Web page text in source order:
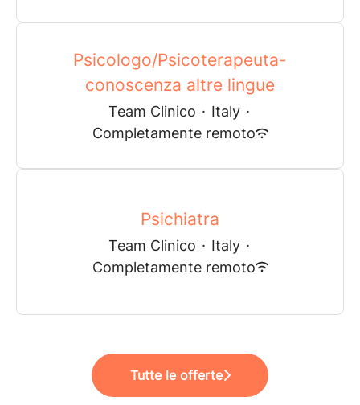
Psicologo/Psicoterapeuta-
conoscenza altre lingue
Team Clinico · Italy ·
Completamente remoto
Psichiatra
Team Clinico · Italy ·
Completamente remoto
Tutte le offerte